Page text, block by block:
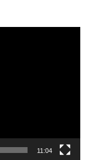
11:04